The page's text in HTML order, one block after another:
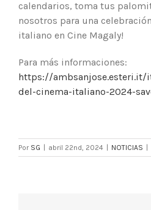
calendarios, toma tus
nosotros para una
italiano en Cine Magaly!
Para más informaciones:
https://
del-cinema-italiano-2024-
Por SG abril 22nd, 2024 NOTICIAS